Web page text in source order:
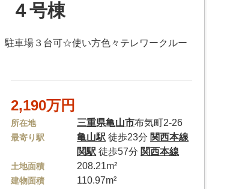
４号棟
駐車場３台可☆使い方色々テレワークルー
2,190万円
所在地 三重県亀山市布気町2-26
最寄り駅 亀山駅 徒歩23分 関西本線
関駅 徒歩57分 関西本線
土地面積 208.21m²
建物面積 110.97m²